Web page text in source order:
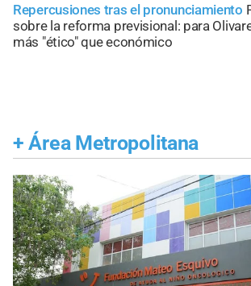
Repercusiones tras el pronunciamiento
sobre la reforma previsional: para
más "ético" que económico
+ Área Metropolitana